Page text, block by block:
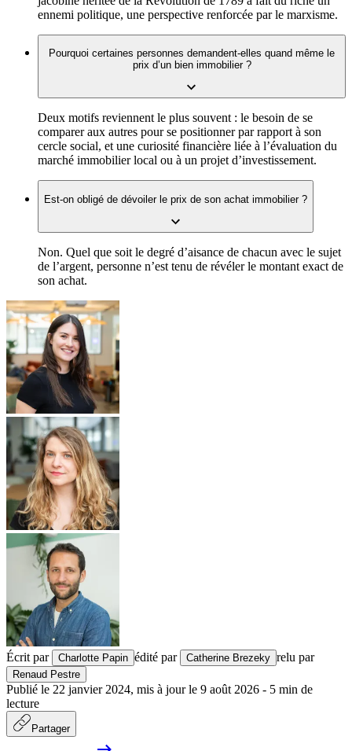
ennemi politique, une perspective renforcée par le marxisme.
Pourquoi certaines personnes demandent-elles quand même le
prix d’un bien immobilier ?
Deux motifs reviennent le plus souvent : le besoin de se
comparer aux autres pour se positionner par rapport à son
cercle social, et une curiosité financière liée à l’évaluation du
marché immobilier local ou à un projet d’investissement.
Est-on obligé de dévoiler le prix de son achat immobilier ?
Non. Quel que soit le degré d’aisance de chacun avec le sujet
de l’argent, personne n’est tenu de révéler le montant exact de
son achat.
Écrit par Charlotte Papin édité par Catherine Brezeky relu par
Renaud Pestre
Publié le 22 janvier 2024, mis à jour le 9 août 2026 - 5 min de
lecture
Partager